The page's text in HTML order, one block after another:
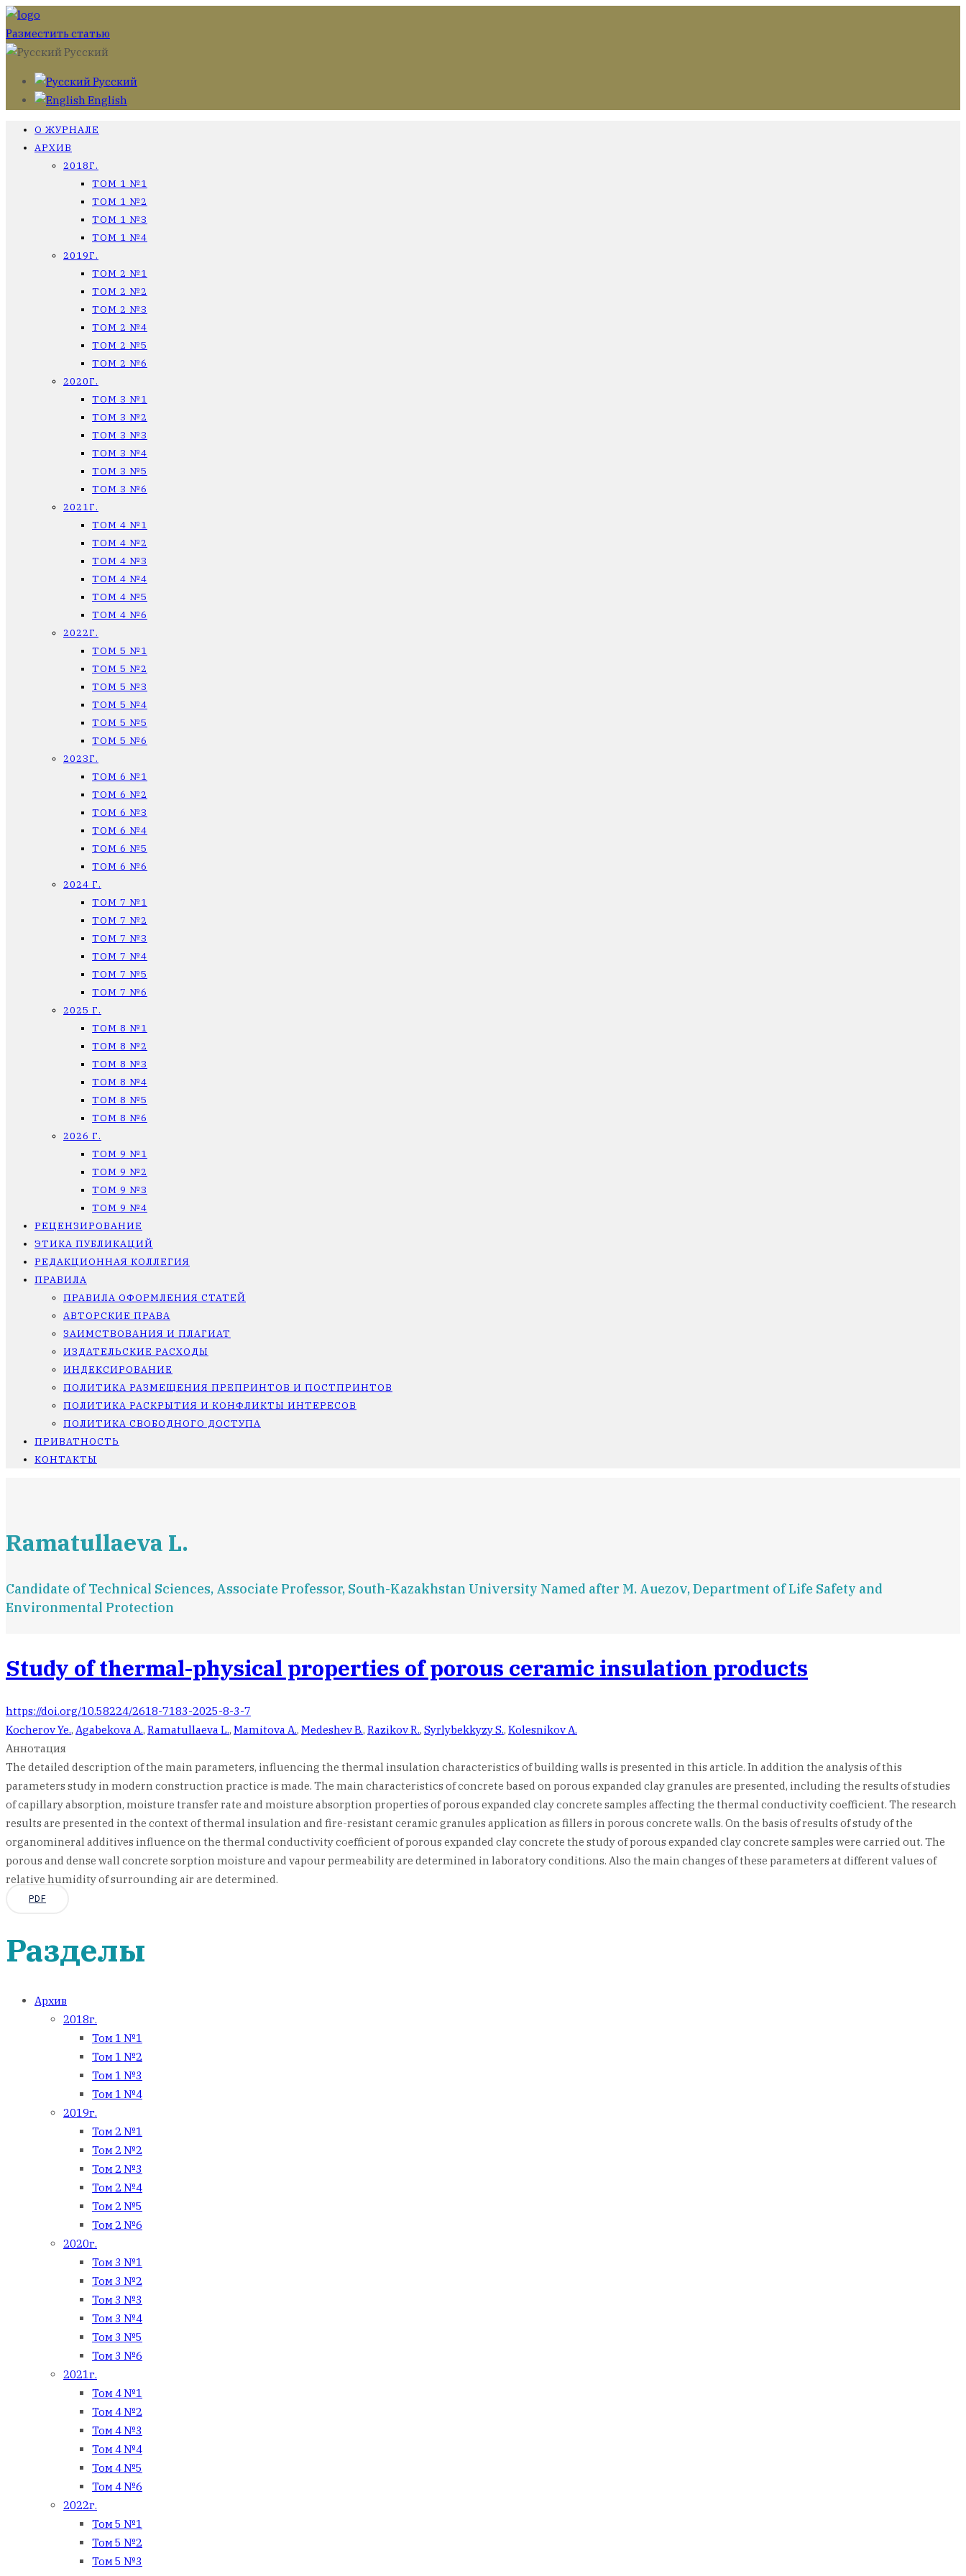
Разместить статью
Русский
Русский
English
О ЖУРНАЛЕ
АРХИВ
2018Г.
ТОМ 1 №1
ТОМ 1 №2
ТОМ 1 №3
ТОМ 1 №4
2019Г.
ТОМ 2 №1
ТОМ 2 №2
ТОМ 2 №3
ТОМ 2 №4
ТОМ 2 №5
ТОМ 2 №6
2020Г.
ТОМ 3 №1
ТОМ 3 №2
ТОМ 3 №3
ТОМ 3 №4
ТОМ 3 №5
ТОМ 3 №6
2021Г.
ТОМ 4 №1
ТОМ 4 №2
ТОМ 4 №3
ТОМ 4 №4
ТОМ 4 №5
ТОМ 4 №6
2022Г.
ТОМ 5 №1
ТОМ 5 №2
ТОМ 5 №3
ТОМ 5 №4
ТОМ 5 №5
ТОМ 5 №6
2023Г.
ТОМ 6 №1
ТОМ 6 №2
ТОМ 6 №3
ТОМ 6 №4
ТОМ 6 №5
ТОМ 6 №6
2024 Г.
ТОМ 7 №1
ТОМ 7 №2
ТОМ 7 №3
ТОМ 7 №4
ТОМ 7 №5
ТОМ 7 №6
2025 Г.
ТОМ 8 №1
ТОМ 8 №2
ТОМ 8 №3
ТОМ 8 №4
ТОМ 8 №5
ТОМ 8 №6
2026 Г.
ТОМ 9 №1
ТОМ 9 №2
ТОМ 9 №3
ТОМ 9 №4
РЕЦЕНЗИРОВАНИЕ
ЭТИКА ПУБЛИКАЦИЙ
РЕДАКЦИОННАЯ КОЛЛЕГИЯ
ПРАВИЛА
ПРАВИЛА ОФОРМЛЕНИЯ СТАТЕЙ
АВТОРСКИЕ ПРАВА
ЗАИМСТВОВАНИЯ И ПЛАГИАТ
ИЗДАТЕЛЬСКИЕ РАСХОДЫ
ИНДЕКСИРОВАНИЕ
ПОЛИТИКА РАЗМЕЩЕНИЯ ПРЕПРИНТОВ И ПОСТПРИНТОВ
ПОЛИТИКА РАСКРЫТИЯ И КОНФЛИКТЫ ИНТЕРЕСОВ
ПОЛИТИКА СВОБОДНОГО ДОСТУПА
ПРИВАТНОСТЬ
КОНТАКТЫ
Ramatullaeva L.
Candidate of Technical Sciences, Associate Professor, South-Kazakhstan University Named after M. Auezov, Department of Life Safety and
Environmental Protection
Study of thermal-physical properties of porous ceramic insulation products
https://doi.org/10.58224/2618-7183-2025-8-3-7
Kocherov Ye., Agabekova A., Ramatullaeva L., Mamitova A., Medeshev B., Razikov R., Syrlybekkyzy S., Kolesnikov A.
Аннотация
The detailed description of the main parameters, influencing the thermal insulation characteristics of building walls is presented in this article. In addition the analysis of this
parameters study in modern construction practice is made. The main characteristics of concrete based on porous expanded clay granules are presented, including the results of studies
of capillary absorption, moisture transfer rate and moisture absorption properties of porous expanded clay concrete samples affecting the thermal conductivity coefficient. The research
results are presented in the context of thermal insulation and fire-resistant ceramic granules application as fillers in porous concrete walls. On the basis of results of study of the
organomineral additives influence on the thermal conductivity coefficient of porous expanded clay concrete the study of porous expanded clay concrete samples were carried out. The
porous and dense wall concrete sorption moisture and vapour permeability are determined in laboratory conditions. Also the main changes of these parameters at different values of
relative humidity of surrounding air are determined.
PDF
Разделы
Архив
2018г.
Том 1 №1
Том 1 №2
Том 1 №3
Том 1 №4
2019г.
Том 2 №1
Том 2 №2
Том 2 №3
Том 2 №4
Том 2 №5
Том 2 №6
2020г.
Том 3 №1
Том 3 №2
Том 3 №3
Том 3 №4
Том 3 №5
Том 3 №6
2021г.
Том 4 №1
Том 4 №2
Том 4 №3
Том 4 №4
Том 4 №5
Том 4 №6
2022г.
Том 5 №1
Том 5 №2
Том 5 №3